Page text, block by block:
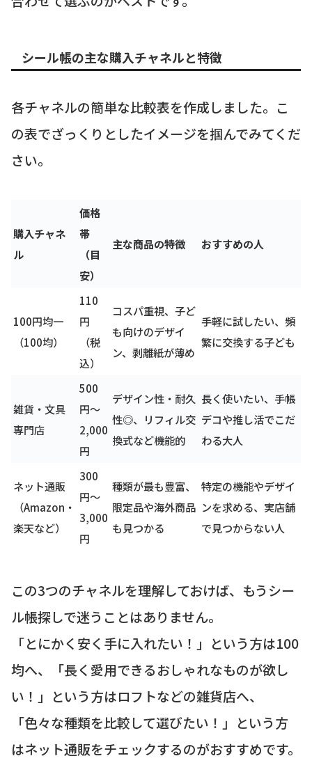
シール帳の主な購入チャネルと特徴
各チャネルの簡単な比較表を作成しました。こ
の表でざっくりとしたイメージを掴んでみてくだ
さい。
購入チャネ
ル
価格
帯
（目
安）
主な商品の特徴 おすすめの人
100円均一
（100均）
110
円
（税
込）
コスパ重視、子ど
も向けのデザイ
ン、剥離紙が薄め
手軽に試したい、頻
繁に交換する子ども
雑貨・文具
専門店
500
円〜
2,000
円
デザイン性・耐久
性◎、リフィル交
換式など機能的
長く使いたい、手帳
デコや推し活でこだ
わる大人
ネット通販
（Amazon・
楽天など）
300
円〜
3,000
円
種類が最も豊富、
限定品や海外商品
も見つかる
特定の機能やデザイ
ンを求める、実店舗
で見つからない人
この3つのチャネルを理解しておけば、もうシー
ル帳探しで迷うことはありません。
「とにかく安く手に入れたい！」という方は100
均へ、「長く愛用できるおしゃれなものが欲し
い！」という方はロフトなどの雑貨店へ、
「色々な種類を比較して選びたい！」という方
はネット通販をチェックするのがおすすめです。